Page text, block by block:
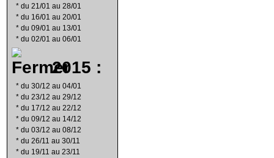
* du 21/01 au 28/01
* du 16/01 au 20/01
* du 09/01 au 13/01
* du 02/01 au 06/01
2015 :
* du 30/12 au 04/01
* du 23/12 au 29/12
* du 17/12 au 22/12
* du 09/12 au 14/12
* du 03/12 au 08/12
* du 26/11 au 30/11
* du 19/11 au 23/11